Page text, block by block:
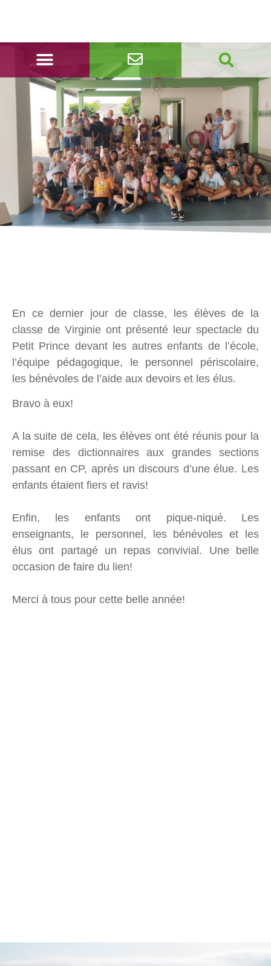
En ce dernier jour de classe, les élèves de la
classe de Virginie ont présenté leur spectacle du
Petit Prince devant les autres enfants de l’école,
l’équipe pédagogique, le personnel périscolaire,
les bénévoles de l’aide aux devoirs et les élus.
Bravo à eux!
A la suite de cela, les élèves ont été réunis pour la
remise des dictionnaires aux grandes sections
passant en CP, après un discours d’une élue. Les
enfants étaient fiers et ravis!
Enfin, les enfants ont pique-niqué. Les
enseignants, le personnel, les bénévoles et les
élus ont partagé un repas convivial. Une belle
occasion de faire du lien!
Merci à tous pour cette belle année!